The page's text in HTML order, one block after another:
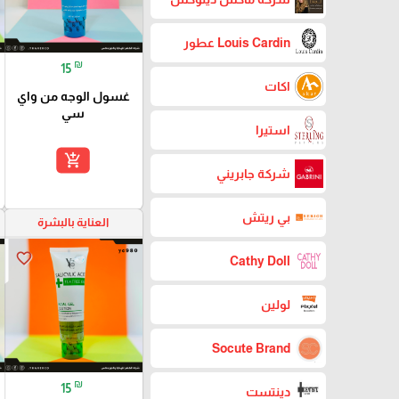
Louis Cardin عطور
اكات
استيرا
شركة جابريني
بي ريتش
Cathy Doll
لولين
Socute Brand
دينتست
15 ₪
غسول الوجه من واي
سي
add_shopping_cart
العناية بالبشرة
favorite_border
15 ₪